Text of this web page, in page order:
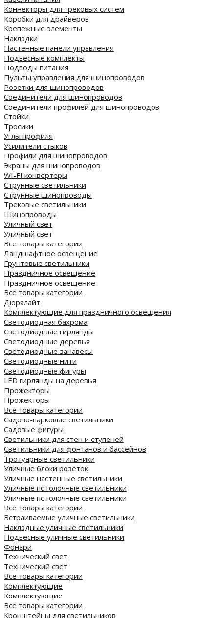
Коннекторы для трековых систем
Коробки для драйверов
Крепежные элементы
Накладки
Настенные панели управления
Подвесные комплекты
Подводы питания
Пульты управления для шинопроводов
Розетки для шинопроводов
Соединители для шинопроводов
Соединители профилей для шинопроводов
Стойки
Тросики
Углы профиля
Усилители стыков
Профили для шинопроводов
Экраны для шинопроводов
WI-FI конвертеры
Струнные светильники
Струнные шинопроводы
Трековые светильники
Шинопроводы
Уличный свет
Уличный свет
Все товары категории
Ландшафтное освещение
Грунтовые светильники
Праздничное освещение
Праздничное освещение
Все товары категории
Дюралайт
Комплектующие для праздничного освещения
Светодиодная бахрома
Светодиодные гирлянды
Светодиодные деревья
Светодиодные занавесы
Светодиодные нити
Светодиодные фигуры
LED гирлянды на деревья
Прожекторы
Прожекторы
Все товары категории
Садово-парковые светильники
Садовые фигуры
Светильники для стен и ступеней
Светильники для фонтанов и бассейнов
Тротуарные светильники
Уличные блоки розеток
Уличные настенные светильники
Уличные потолочные светильники
Уличные потолочные светильники
Все товары категории
Встраиваемые уличные светильники
Накладные уличные светильники
Подвесные уличные светильники
Фонари
Технический свет
Технический свет
Все товары категории
Комплектующие
Комплектующие
Все товары категории
Кронштейны для светильников